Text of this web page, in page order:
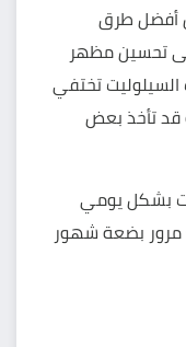
أفضل طرق
تحسين مظهر
السيلوليت تختفي
قد تأخذ بعض
بشكل يومي
مرور بضعة شهور